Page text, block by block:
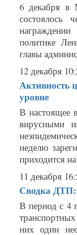
6 декабря в
состоялось
политике
главы
12 декабря
Активность
уровне
В настоящее
вирусными
неделю
приходится
11 декабря
Сводка ДТП:
В период с 4
них один